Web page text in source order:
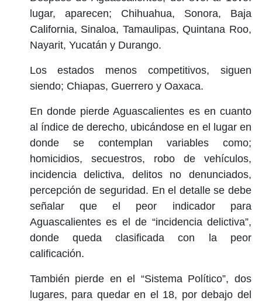
lugar, aparecen; Chihuahua, Sonora, Baja
California, Sinaloa, Tamaulipas, Quintana Roo,
Nayarit, Yucatán y Durango.
Los estados menos competitivos, siguen
siendo; Chiapas, Guerrero y Oaxaca.
En donde pierde Aguascalientes es en cuanto
al índice de derecho, ubicándose en el lugar en
donde se contemplan variables como;
homicidios, secuestros, robo de vehículos,
incidencia delictiva, delitos no denunciados,
percepción de seguridad. En el detalle se debe
señalar que el peor indicador para
Aguascalientes es el de “incidencia delictiva”,
donde queda clasificada con la peor
calificación.
También pierde en el “Sistema Político”, dos
lugares, para quedar en el 18, por debajo del